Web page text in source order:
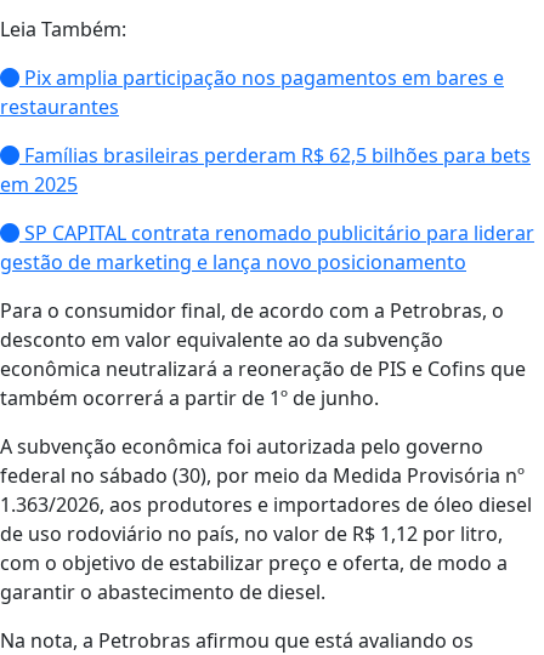
Leia Também:
Pix amplia participação nos pagamentos em bares e
restaurantes
Famílias brasileiras perderam R$ 62,5 bilhões para bets
em 2025
SP CAPITAL contrata renomado publicitário para liderar
gestão de marketing e lança novo posicionamento
Para o consumidor final, de acordo com a Petrobras, o
desconto em valor equivalente ao da subvenção
econômica neutralizará a reoneração de PIS e Cofins que
também ocorrerá a partir de 1º de junho.
A subvenção econômica foi autorizada pelo governo
federal no sábado (30), por meio da Medida Provisória nº
1.363/2026, aos produtores e importadores de óleo diesel
de uso rodoviário no país, no valor de R$ 1,12 por litro,
com o objetivo de estabilizar preço e oferta, de modo a
garantir o abastecimento de diesel.
Na nota, a Petrobras afirmou que está avaliando os